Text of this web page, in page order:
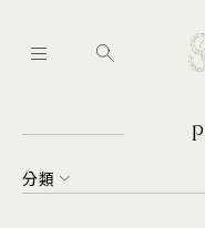
P
分類